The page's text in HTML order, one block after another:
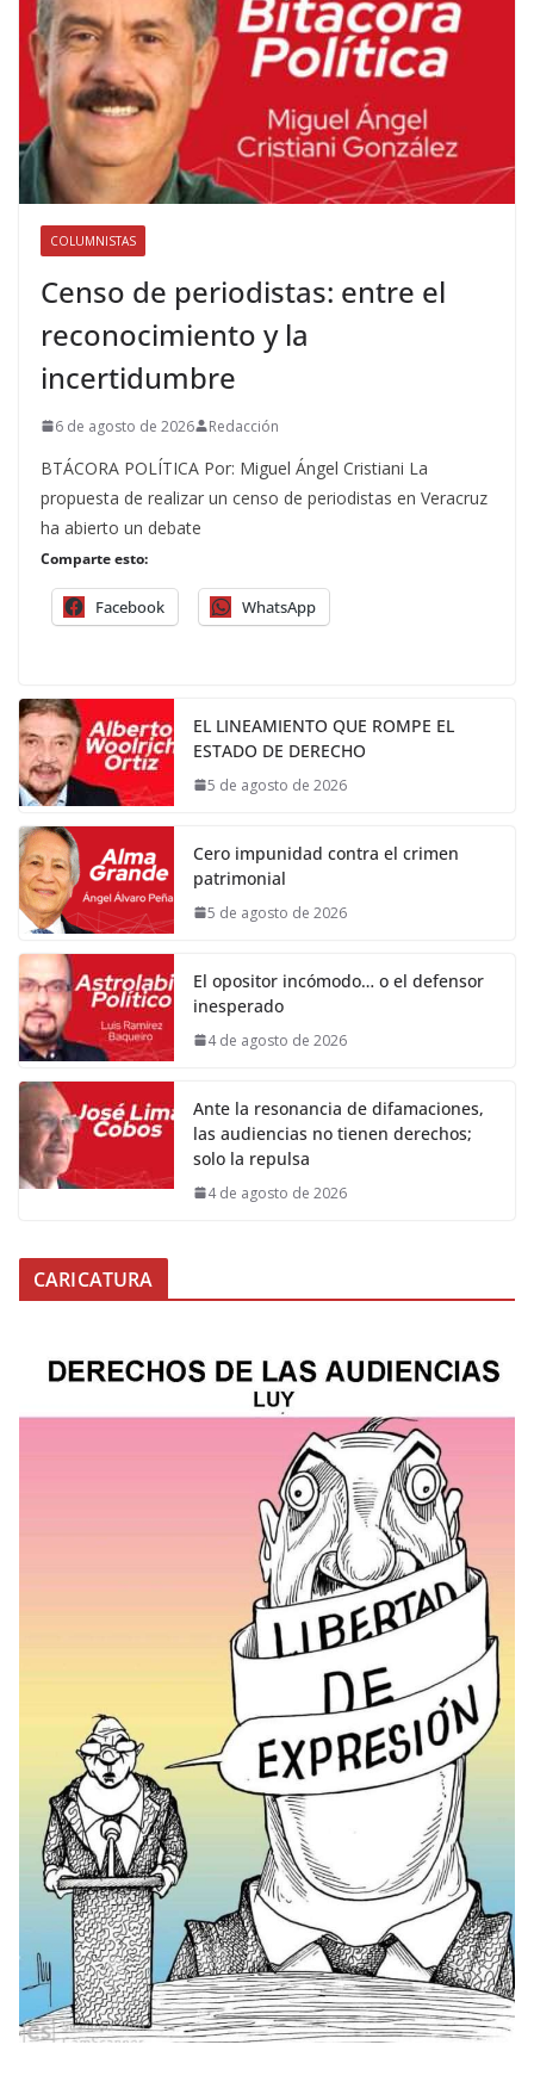
COLUMNISTAS
Censo de periodistas: entre el
reconocimiento y la
incertidumbre
6 de agosto de 2026 Redacción
BTÁCORA POLÍTICA Por: Miguel Ángel Cristiani La
propuesta de realizar un censo de periodistas en Veracruz
ha abierto un debate
Comparte esto:
Facebook WhatsApp
EL LINEAMIENTO QUE ROMPE EL
ESTADO DE DERECHO
5 de agosto de 2026
Cero impunidad contra el crimen
patrimonial
5 de agosto de 2026
El opositor incómodo… o el defensor
inesperado
4 de agosto de 2026
Ante la resonancia de difamaciones,
las audiencias no tienen derechos;
solo la repulsa
4 de agosto de 2026
CARICATURA